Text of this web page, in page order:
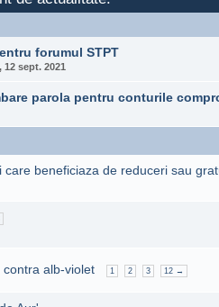
forumul STPT
, 12 sept. 2021
parola pentru conturile
care beneficiaza de reduceri sau
contra alb-violet 1 2 3 12 →